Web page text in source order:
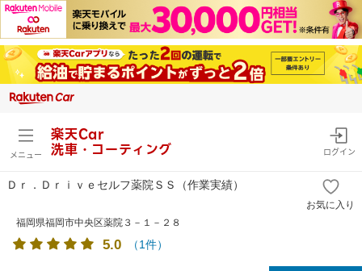
メニュー
楽天Car
洗車・コーティング
ログイン
Ｄｒ．Ｄｒｉｖｅセルフ薬院ＳＳ （作業実績）
お気に入り
福岡県福岡市中央区薬院３－１－２８
5.0 （1件）